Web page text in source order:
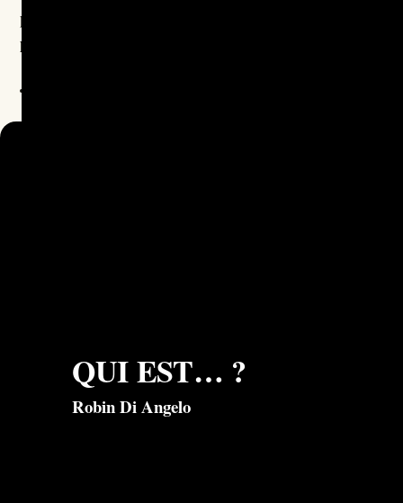
pour devenir un outil de diabolisation de
l’antifascisme ?
QUI EST… ?
Robin Di Angelo